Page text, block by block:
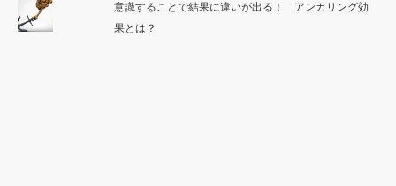
意識することで結果に違いが出る！ アンカリング効
果とは？